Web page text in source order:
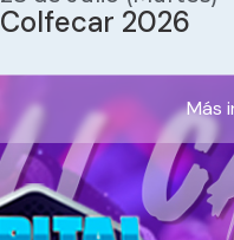
Colfecar 2026
Más